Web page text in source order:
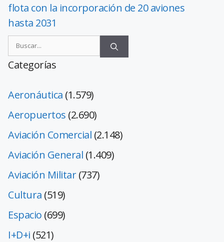
flota con la incorporación de 20 aviones
hasta 2031
Categorías
Aeronáutica (1.579)
Aeropuertos (2.690)
Aviación Comercial (2.148)
Aviación General (1.409)
Aviación Militar(737)
Cultura (519)
Espacio (699)
I+D+i (521)